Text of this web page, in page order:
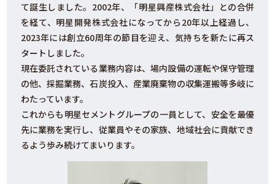
て誕生しました。2002年、「明星興産株式会社」との合併
を経て、明星開発株式会社になってから20年以上経過し、
2023年には創立60周年の節目を迎え、気持ちを新たに再ス
タートしました。
現在委託されている業務内容は、場内設備の運転や保守管理
の他、採掘業務、石炭投入、産業廃棄物の収集運搬等多岐に
わたっています。
これからも明星セメントグループの一員として、安全を最優
先に業務を実行し、従業員やその家族、地域社会に貢献でき
るよう歩み続けてまいります。